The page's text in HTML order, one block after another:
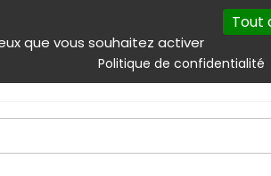
que vous souhaitez activer
Tout
Politique de confidentialité
Autres
Produits & services Emploi